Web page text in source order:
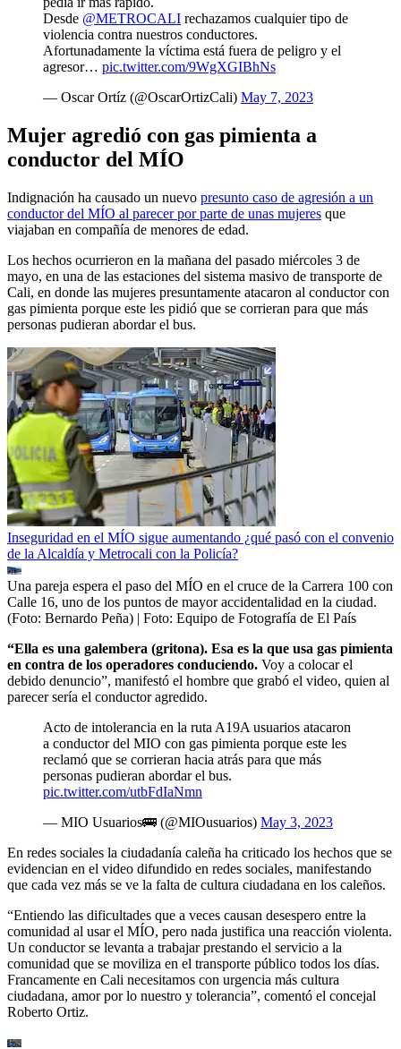
Desde @METROCALI rechazamos cualquier tipo de
violencia contra nuestros conductores.
Afortunadamente la víctima está fuera de peligro y el
agresor… pic.twitter.com/9WgXGIBhNs
— Oscar Ortíz (@OscarOrtizCali) May 7, 2023
Mujer agredió con gas pimienta a
conductor del MÍO
Indignación ha causado un nuevo presunto caso de agresión a un
conductor del MÍO al parecer por parte de unas mujeres que
viajaban en compañía de menores de edad.
Los hechos ocurrieron en la mañana del pasado miércoles 3 de
mayo, en una de las estaciones del sistema masivo de transporte de
Cali, en donde las mujeres presuntamente atacaron al conductor con
gas pimienta porque este les pidió que se corrieran para que más
personas pudieran abordar el bus.
Inseguridad en el MÍO sigue aumentando ¿qué pasó con el convenio
de la Alcaldía y Metrocali con la Policía?
Una pareja espera el paso del MÍO en el cruce de la Carrera 100 con
Calle 16, uno de los puntos de mayor accidentalidad en la ciudad.
(Foto: Bernardo Peña) | Foto: Equipo de Fotografía de El País
“Ella es una galembera (gritona). Esa es la que usa gas pimienta
en contra de los operadores conduciendo. Voy a colocar el
debido denuncio”, manifestó el hombre que grabó el video, quien al
parecer sería el conductor agredido.
Acto de intolerancia en la ruta A19A usuarios atacaron
a conductor del MIO con gas pimienta porque este les
reclamó que se corrieran hacia atrás para que más
personas pudieran abordar el bus.
pic.twitter.com/utbFdIaNmn
— MIO Usuarios🚌 (@MIOusuarios) May 3, 2023
En redes sociales la ciudadanía caleña ha criticado los hechos que se
evidencian en el video difundido en redes sociales, manifestando
que cada vez más se ve la falta de cultura ciudadana en los caleños.
“Entiendo las dificultades que a veces causan desespero entre la
comunidad al usar el MÍO, pero nada justifica una reacción violenta.
Un conductor se levanta a trabajar prestando el servicio a la
comunidad que se moviliza en el transporte público todos los días.
Francamente en Cali necesitamos con urgencia más cultura
ciudadana, amor por lo nuestro y tolerancia”, comentó el concejal
Roberto Ortiz.